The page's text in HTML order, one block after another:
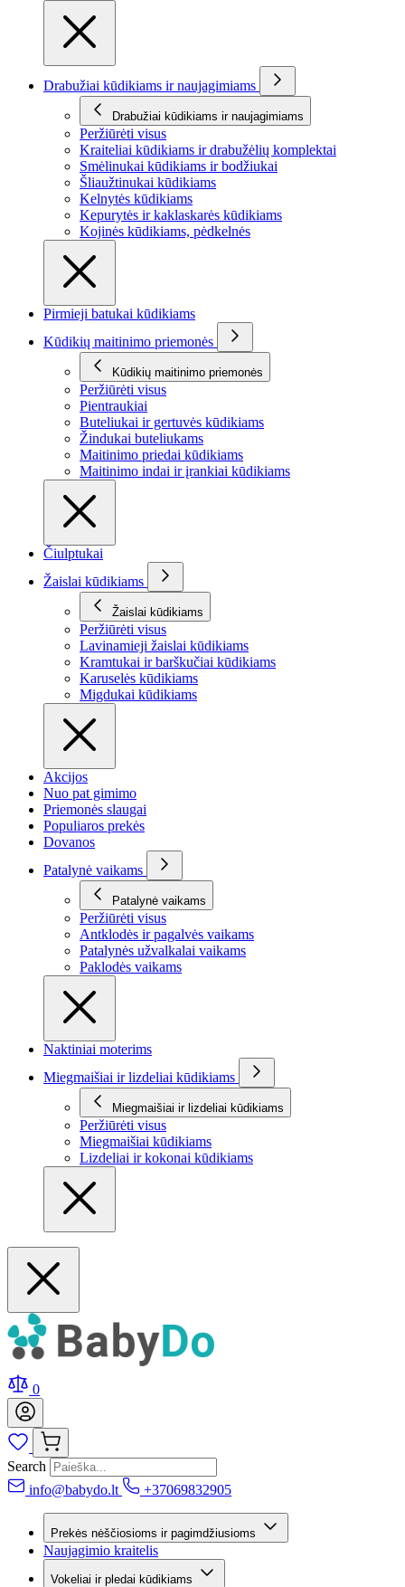
Drabužiai kūdikiams ir naujagimiams
Drabužiai kūdikiams ir naujagimiams
Peržiūrėti visus
Kraiteliai kūdikiams ir drabužėlių komplektai
Smėlinukai kūdikiams ir bodžiukai
Šliaužtinukai kūdikiams
Kelnytės kūdikiams
Kepurytės ir kaklaskarės kūdikiams
Kojinės kūdikiams, pėdkelnės
Pirmieji batukai kūdikiams
Kūdikių maitinimo priemonės
Kūdikių maitinimo priemonės
Peržiūrėti visus
Pientraukiai
Buteliukai ir gertuvės kūdikiams
Žindukai buteliukams
Maitinimo priedai kūdikiams
Maitinimo indai ir įrankiai kūdikiams
Čiulptukai
Žaislai kūdikiams
Žaislai kūdikiams
Peržiūrėti visus
Lavinamieji žaislai kūdikiams
Kramtukai ir barškučiai kūdikiams
Karuselės kūdikiams
Migdukai kūdikiams
Akcijos
Nuo pat gimimo
Priemonės slaugai
Populiaros prekės
Dovanos
Patalynė vaikams
Patalynė vaikams
Peržiūrėti visus
Antklodės ir pagalvės vaikams
Patalynės užvalkalai vaikams
Paklodės vaikams
Naktiniai moterims
Miegmaišiai ir lizdeliai kūdikiams
Miegmaišiai ir lizdeliai kūdikiams
Peržiūrėti visus
Miegmaišiai kūdikiams
Lizdeliai ir kokonai kūdikiams
0
Search
info@babydo.lt
+37069832905
Prekės nėščiosioms ir pagimdžiusioms
Naujagimio kraitelis
Vokeliai ir pledai kūdikiams